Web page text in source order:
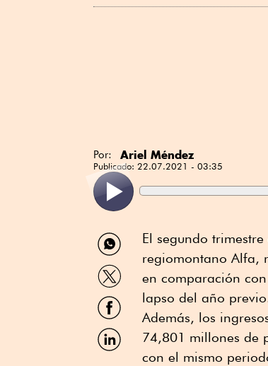
Por: Ariel Méndez
Publicado: 22.07.2021 - 03:35
Compartir
por
WhatsApp
Compartir
por
Twitter
Compartir
por
Facebook
Compartir
por
El segundo
regiomontano Alfa,
en comparación
lapso del año
Además, los
74,801 millones de
con el mismo